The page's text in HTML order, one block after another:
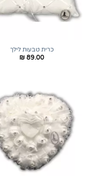
כרית טבעות לילך
₪ 89.00